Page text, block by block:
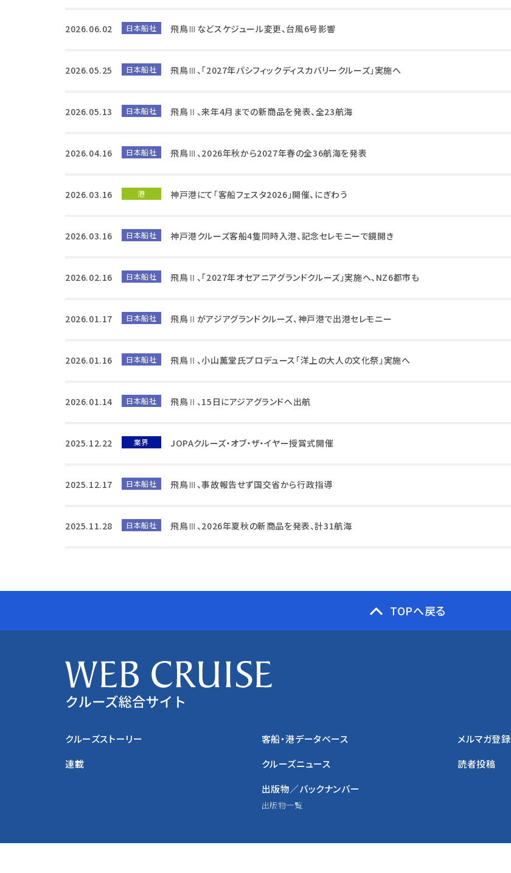
2026.06.02 日本船社 飛鳥Ⅲなどスケジュール変更、台風6号影響
2026.05.25 日本船社 飛鳥Ⅲ、「2027年パシフィックディスカバリークルーズ」実施へ
2026.05.13 日本船社 飛鳥Ⅱ、来年4月までの新商品を発表、全23航海
2026.04.16 日本船社 飛鳥Ⅲ、2026年秋から2027年春の全36航海を発表
2026.03.16 港 神戸港にて「客船フェスタ2026」開催、にぎわう
2026.03.16 日本船社 神戸港クルーズ客船4隻同時入港、記念セレモニーで鏡開き
2026.02.16 日本船社 飛鳥Ⅱ、「2027年オセアニアグランドクルーズ」実施へ、NZ6都市も
2026.01.17 日本船社 飛鳥Ⅱがアジアグランドクルーズ、神戸港で出港セレモニー
2026.01.16 日本船社 飛鳥Ⅱ、小山薫堂氏プロデュース「洋上の大人の文化祭」実施へ
2026.01.14 日本船社 飛鳥Ⅱ、15日にアジアグランドへ出航
2025.12.22 業界 JOPAクルーズ・オブ・ザ・イヤー授賞式開催
2025.12.17 日本船社 飛鳥Ⅲ、事故報告せず国交省から行政指導
2025.11.28 日本船社 飛鳥Ⅲ、2026年夏秋の新商品を発表、計31航海
TOPへ戻る
クルーズストーリー
連載
客船・港データベース
クルーズニュース
出版物／バックナンバー
出版物一覧
メルマガ登録
読者投稿